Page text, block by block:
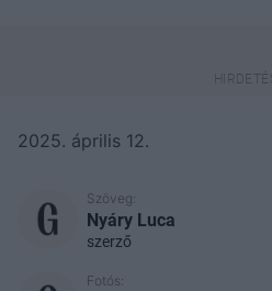
2025. április 12.
Szöveg:
Nyáry Luca
szerző
Fotós: